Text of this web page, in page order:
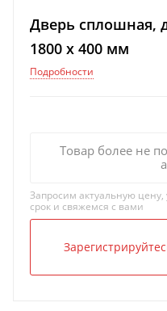
Дверь сплошная,
1800 x 400 мм
Подробности
Товар более не
Запросим актуальную
срок и свяжемся с вами